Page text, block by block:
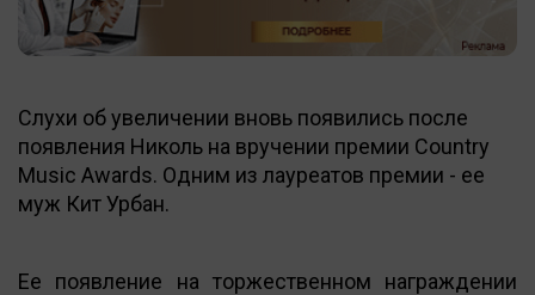
Слухи об увеличении вновь появились после
появления Николь на вручении премии Country
Music Awards. Одним из лауреатов премии - ее
муж Кит Урбан.
Ее появление на торжественном награждении